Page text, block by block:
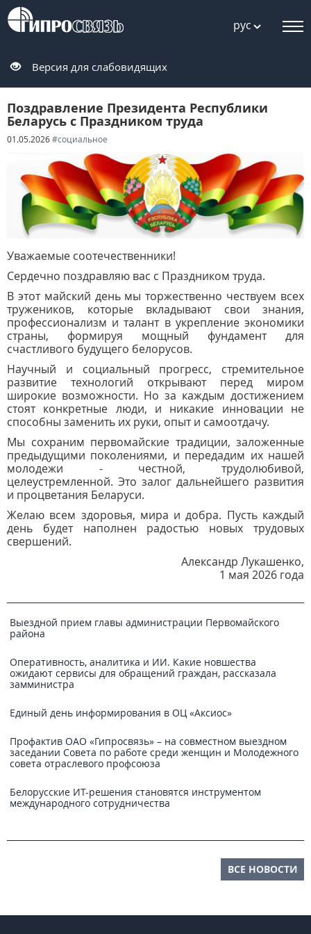
рус
Версия для слабовидящих
Поздравление Президента Республики
Беларусь с Праздником труда
01.05.2026#социальное
Уважаемые соотечественники!
Сердечно поздравляю вас с Праздником труда.
В этот майский день мы торжественно чествуем всех
тружеников, которые вкладывают свои знания,
профессионализм и талант в укрепление экономики
страны, формируя мощный фундамент для
счастливого будущего белорусов.
Научный и социальный прогресс, стремительное
развитие технологий открывают перед миром
широкие возможности. Но за каждым достижением
стоят конкретные люди, и никакие инновации не
способны заменить их руки, опыт и самоотдачу.
Мы сохраним первомайские традиции, заложенные
предыдущими поколениями, и передадим их нашей
молодежи - честной, трудолюбивой,
целеустремленной. Это залог дальнейшего развития
и процветания Беларуси.
Желаю всем здоровья, мира и добра. Пусть каждый
день будет наполнен радостью новых трудовых
свершений.
Александр Лукашенко,
1 мая 2026 года
Выездной прием главы администрации Первомайского
района
Оперативность, аналитика и ИИ. Какие новшества
ожидают сервисы для обращений граждан, рассказала
замминистра
Единый день информирования в ОЦ «Аксиос»
Профактив ОАО «Гипросвязь» – на совместном выездном
заседании Совета по работе среди женщин и Молодежного
совета отраслевого профсоюза
Белорусские ИТ-решения становятся инструментом
международного сотрудничества
ВСЕ НОВОСТИ